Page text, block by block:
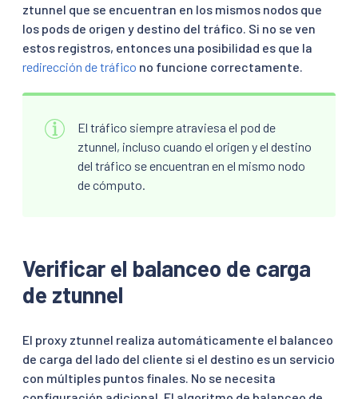
ztunnel que se encuentran en los mismos nodos que
los pods de origen y destino del tráfico. Si no se ven
estos registros, entonces una posibilidad es que la
redirección de tráfico no funcione correctamente.
El tráfico siempre atraviesa el pod de
ztunnel, incluso cuando el origen y el destino
del tráfico se encuentran en el mismo nodo
de cómputo.
Verificar el balanceo de carga
de ztunnel
El proxy ztunnel realiza automáticamente el balanceo
de carga del lado del cliente si el destino es un servicio
con múltiples puntos finales. No se necesita